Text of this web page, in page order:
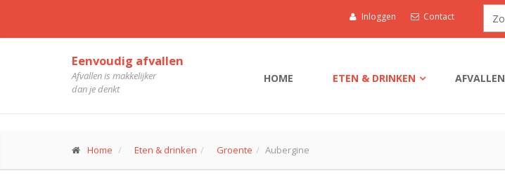
Inloggen Contact
Eenvoudig afvallen
Afvallen is makkelijker
dan je denkt
HOME ETEN & DRINKEN AFVALLEN
Home Eten & drinken Groente Aubergine